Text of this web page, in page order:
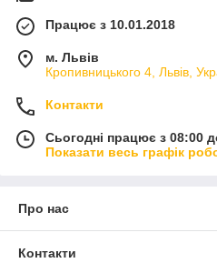
Працює з 10.01.2018
м. Львів
Кропивницького 4, Львів,
Контакти
Сьогодні працює з 08:00
Показати весь графік
Про нас
Контакти